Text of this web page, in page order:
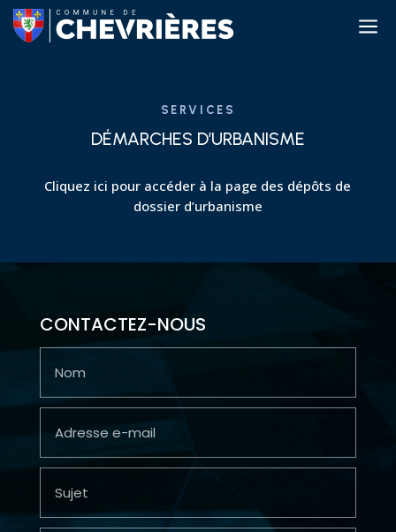
a
SERVICES
DÉMARCHES D’URBANISME
Cliquez ici pour accéder à la page des dépôts de
dossier d’urbanisme
CONTACTEZ-NOUS